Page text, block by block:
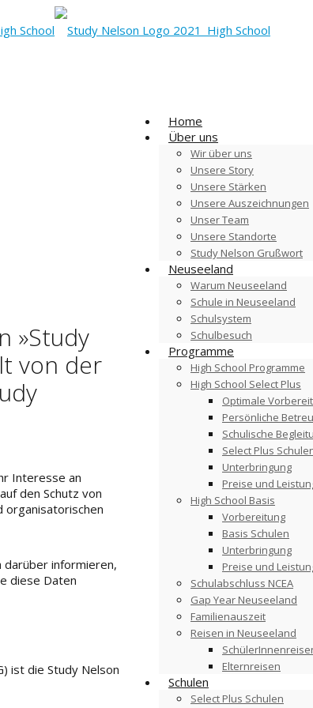
Home
Über uns
Wir über uns
Unsere Story
Unsere Stärken
Unsere Auszeichnungen
Unser Team
Unsere Standorte
Study Nelson Grußwort
Neuseeland
Warum Neuseeland
Schule in Neuseeland
Schulsystem
Schulbesuch
Programme
High School Programme
High School Select Plus
Optimale
Persönliche
Schulische
Select Plus
Unterbringung
Preise und
High School Basis
Vorbereitung
Basis Schulen
Unterbringung
Preise und
Schulabschluss NCEA
Gap Year Neuseeland
Familienauszeit
Reisen in Neuseeland
Elternreisen
Schulen
Select Plus Schulen
»Study
von der
Interesse an
den Schutz von
organisatorischen
darüber informieren,
diese Daten
ist die Study Nelson